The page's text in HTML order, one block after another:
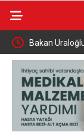
“Güçlü yerel,